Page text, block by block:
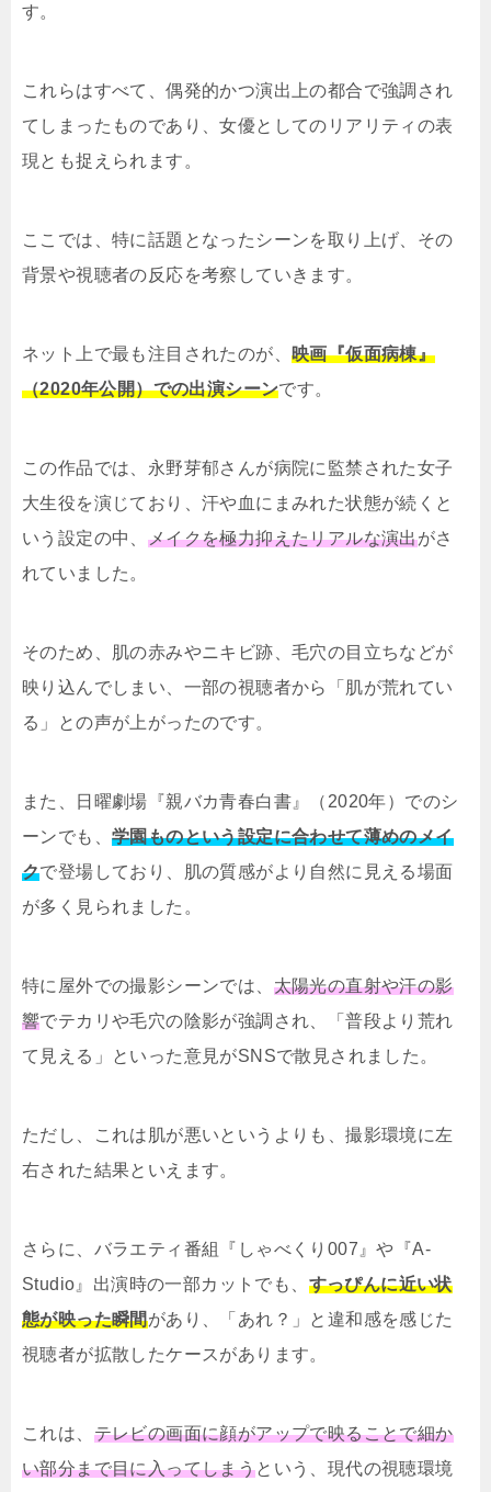
す。
これらはすべて、偶発的かつ演出上の都合で強調され
てしまったものであり、女優としてのリアリティの表
現とも捉えられます。
ここでは、特に話題となったシーンを取り上げ、その
背景や視聴者の反応を考察していきます。
ネット上で最も注目されたのが、 映画『仮面病棟』
（2020年公開）での出演シーンです。
この作品では、永野芽郁さんが病院に監禁された女子
大生役を演じており、汗や血にまみれた状態が続くと
いう設定の中、 メイクを極力抑えたリアルな演出がさ
れていました。
そのため、肌の赤みやニキビ跡、毛穴の目立ちなどが
映り込んでしまい、一部の視聴者から「肌が荒れてい
る」との声が上がったのです。
また、日曜劇場『親バカ青春白書』（2020年）でのシ
ーンでも、 学園ものという設定に合わせて薄めのメイ
クで登場しており、肌の質感がより自然に見える場面
が多く見られました。
特に屋外での撮影シーンでは、 太陽光の直射や汗の影
響でテカリや毛穴の陰影が強調され、「普段より荒れ
て見える」といった意見がSNSで散見されました。
ただし、これは肌が悪いというよりも、撮影環境に左
右された結果といえます。
さらに、バラエティ番組『しゃべくり007』や『A-
Studio』出演時の一部カットでも、 すっぴんに近い状
態が映った瞬間があり、「あれ？」と違和感を感じた
視聴者が拡散したケースがあります。
これは、 テレビの画面に顔がアップで映ることで細か
い部分まで目に入ってしまうという、現代の視聴環境